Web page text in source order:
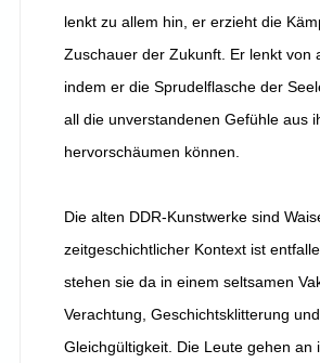
lenkt zu allem hin, er erzieht die
Zuschauer der Zukunft. Er lenkt von
indem er die Sprudelflasche der
all die unverstandenen Gefühle aus
hervorschäumen können.
Die alten DDR-Kunstwerke sind
zeitgeschichtlicher Kontext ist
stehen sie da in einem seltsamen
Verachtung, Geschichtsklitterung und
Gleichgültigkeit. Die Leute gehen an